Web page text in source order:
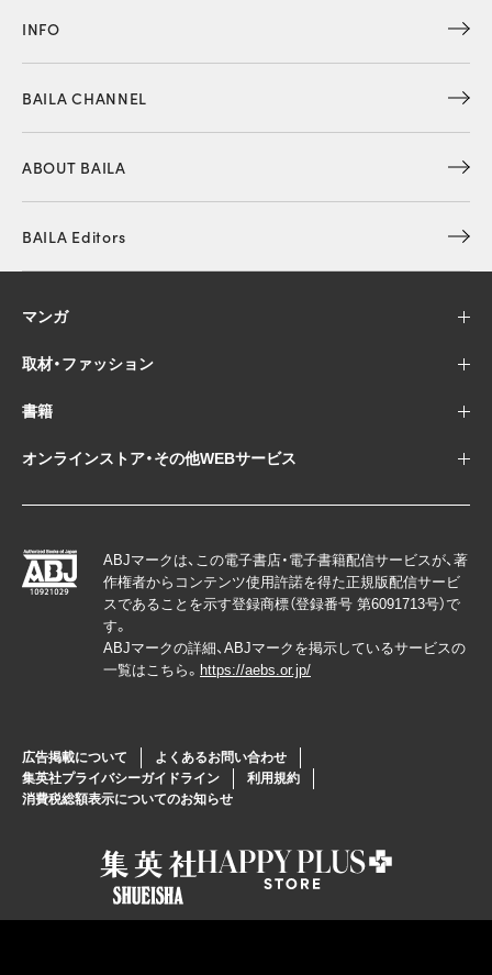
INFO
BAILA CHANNEL
ABOUT BAILA
BAILA Editors
マンガ
取材・ファッション
書籍
オンラインストア・その他WEBサービス
ABJマークは、この電子書店・電子書籍配信サービスが、著
作権者からコンテンツ使用許諾を得た正規版配信サービ
スであることを示す登録商標（登録番号 第6091713号）で
す。
ABJマークの詳細、ABJマークを掲示しているサービスの
一覧はこちら。 https://aebs.or.jp/
広告掲載について
よくあるお問い合わせ
集英社プライバシーガイドライン
利用規約
消費税総額表示についてのお知らせ